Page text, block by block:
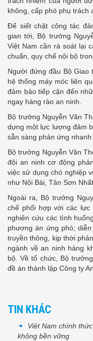
không, cấp phó phụ trách
Để siết chặt công tác
gian tới, Bộ trưởng
Việt Nam cần rà soát lại
chuẩn, quy chế nội bộ
Người đứng đầu Bộ Giao
hệ thống máy móc liên
đảm bảo tiếp cận đến
ngay hàng rào an ninh.
Bộ trưởng Nguyễn Văn
dựng một lực lượng đảm
sẵn sàng phản ứng
Bộ trưởng Nguyễn Văn
đội an ninh cơ động
việc sử dụng chó nghiệp
như Nội Bài, Tân Sơn
Ngoài ra, Bộ trưởng
chế phối hợp với các lực
nghiên cứu các tình
phương án ứng phó;
truyền thông, kịp thời
ngành về an ninh hàng
bộ. Về tổ chức, Bộ
đề án thành lập Công ty
TIN KHÁC
Việt Nam chính
không bền vững